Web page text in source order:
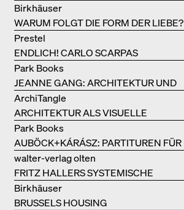
WARUM FOLGT DIE FORM DER LIEBE?
Birkhäuser
ENDLICH! CARLO SCARPAS
GESAMTWERK
Prestel
JEANNE GANG: ARCHITEKTUR UND
DIE KUNST DES PFROPFENS
Park Books
ARCHITEKTUR ALS VISUELLE
INVESTIGATION
ArchiTangle
AUBÖCK+KÁRÁSZ: PARTITUREN FÜR
OFFENE RÄUME
Park Books
FRITZ HALLERS SYSTEMISCHE
STADTUTOPIE
walter-verlag olten
BRUSSELS HOUSING
Birkhäuser